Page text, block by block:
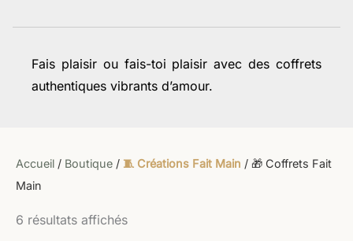
Fais plaisir ou fais-toi plaisir avec des coffrets
authentiques vibrants d’amour.
Accueil / Boutique / 🧵 Créations Fait Main / 🎁 Coffrets Fait
Main
6 résultats affichés